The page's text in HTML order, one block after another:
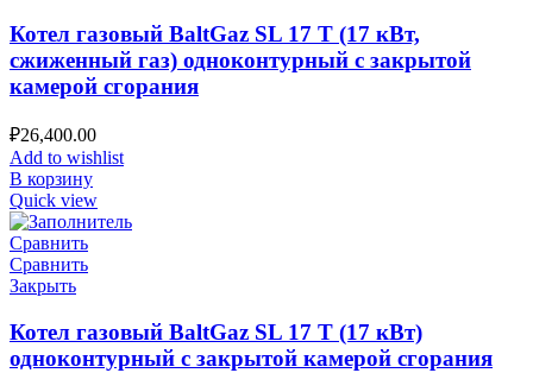
Котел газовый BaltGaz SL 17 T (17 кВт,
сжиженный газ) одноконтурный с закрытой
камерой сгорания
₽26,400.00
Add to wishlist
В корзину
Quick view
Сравнить
Сравнить
Закрыть
Котел газовый BaltGaz SL 17 T (17 кВт)
одноконтурный с закрытой камерой сгорания